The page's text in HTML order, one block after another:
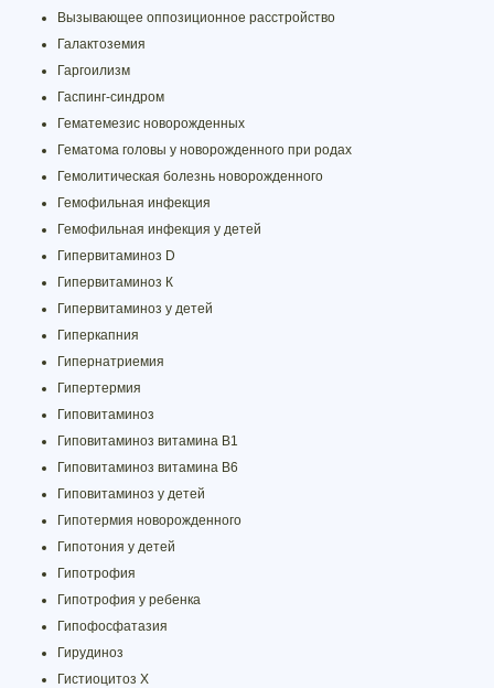
Вызывающее оппозиционное расстройство
Галактоземия
Гаргоилизм
Гаспинг-синдром
Гематемезис новорожденных
Гематома головы у новорожденного при родах
Гемолитическая болезнь новорожденного
Гемофильная инфекция
Гемофильная инфекция у детей
Гипервитаминоз D
Гипервитаминоз К
Гипервитаминоз у детей
Гиперкапния
Гипернатриемия
Гипертермия
Гиповитаминоз
Гиповитаминоз витамина В1
Гиповитаминоз витамина В6
Гиповитаминоз у детей
Гипотермия новорожденного
Гипотония у детей
Гипотрофия
Гипотрофия у ребенка
Гипофосфатазия
Гирудиноз
Гистиоцитоз X